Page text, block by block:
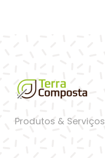
Produtos & Serviços